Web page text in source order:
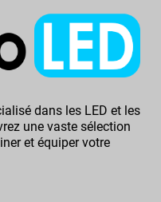
dans les LED et les
une vaste sélection
et équiper votre